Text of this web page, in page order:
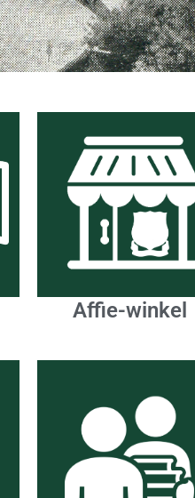
Affie-winkel